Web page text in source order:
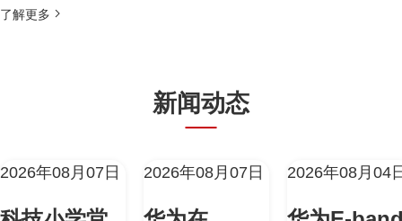
了解更多
新闻动态
2026年08月07日 2026年08月07日 2026年08月04